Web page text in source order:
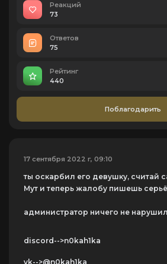
Реакций
73
Ответов
75
Рейтинг
440
Поблагодарить
17 сентября 2022 г, 09:10
ты оскарбил его девушку, считай
Мут и теперь жалобу пишешь
администратор ничего не
discord-->n0kah1ka
vk-->@n0kah1ka